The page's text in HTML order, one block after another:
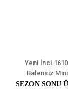
Yeni İnci
Balensiz
Toparlayıcı
SEZON SONU